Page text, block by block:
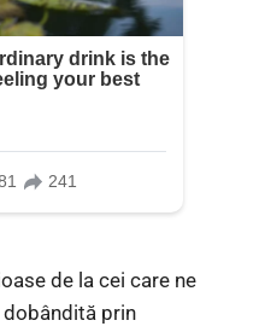
de la cei care ne
dobândită prin